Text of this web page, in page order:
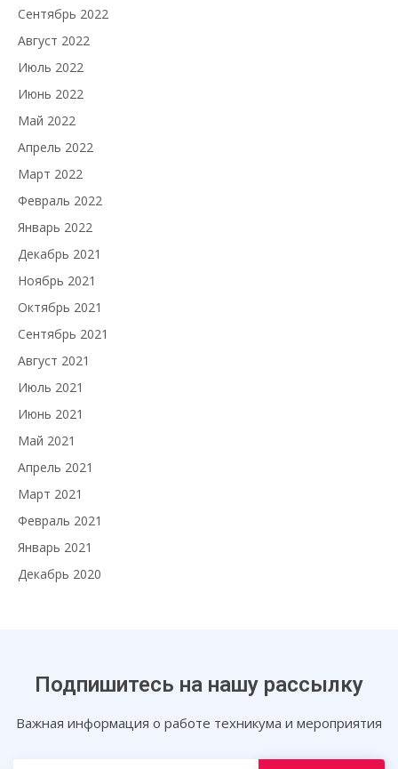
Сентябрь 2022
Август 2022
Июль 2022
Июнь 2022
Май 2022
Апрель 2022
Март 2022
Февраль 2022
Январь 2022
Декабрь 2021
Ноябрь 2021
Октябрь 2021
Сентябрь 2021
Август 2021
Июль 2021
Июнь 2021
Май 2021
Апрель 2021
Март 2021
Февраль 2021
Январь 2021
Декабрь 2020
Подпишитесь на нашу рассылку
Важная информация о работе техникума и мероприятия